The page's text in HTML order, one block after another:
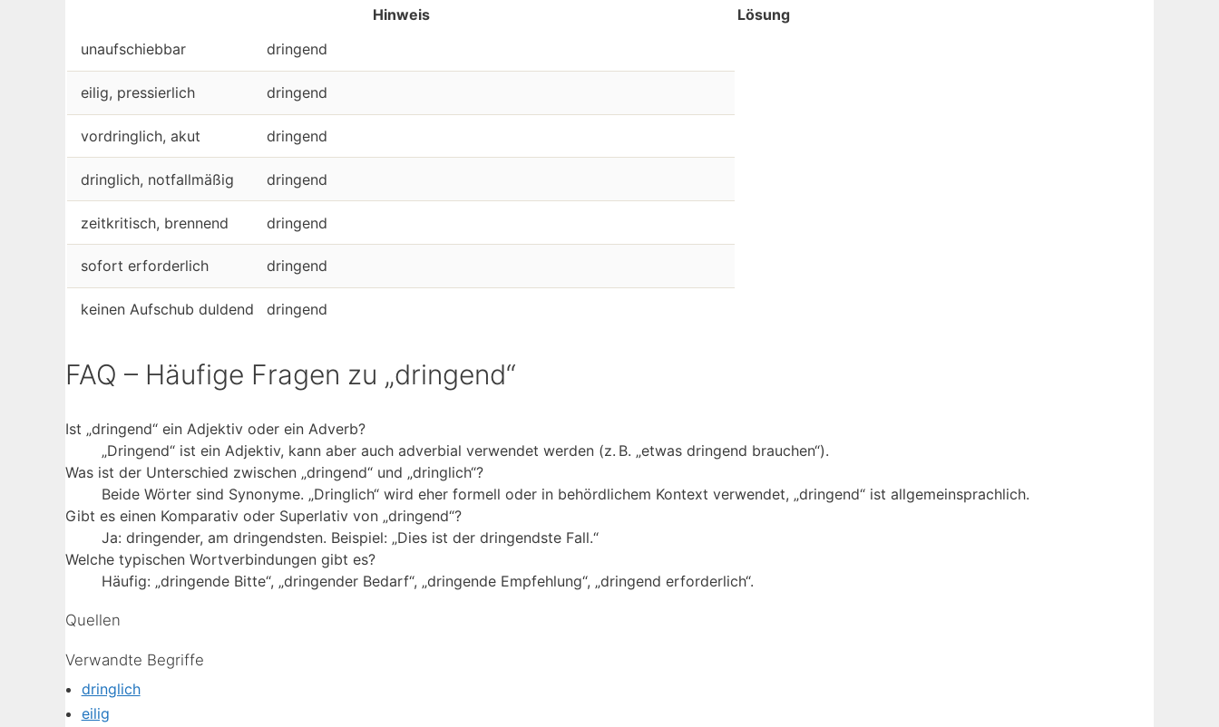
Hinweis
Lösung
unaufschiebbar
dringend
eilig, pressierlich dringend
vordringlich, akut dringend
dringlich, notfallmäßig dringend
zeitkritisch, brennend dringend
sofort erforderlich dringend
keinen Aufschub duldend dringend
FAQ – Häufige Fragen zu „dringend“
Ist „dringend“ ein Adjektiv oder ein Adverb?
„Dringend“ ist ein Adjektiv, kann aber auch adverbial verwendet werden (z. B. „etwas dringend brauchen“).
Was ist der Unterschied zwischen „dringend“ und „dringlich“?
Beide Wörter sind Synonyme. „Dringlich“ wird eher formell oder in behördlichem Kontext verwendet, „dringend“ ist allgemeinsprachlich.
Gibt es einen Komparativ oder Superlativ von „dringend“?
Ja: dringender, am dringendsten. Beispiel: „Dies ist der dringendste Fall.“
Welche typischen Wortverbindungen gibt es?
Häufig: „dringende Bitte“, „dringender Bedarf“, „dringende Empfehlung“, „dringend erforderlich“.
Quellen
Verwandte Begriffe
dringlich
eilig